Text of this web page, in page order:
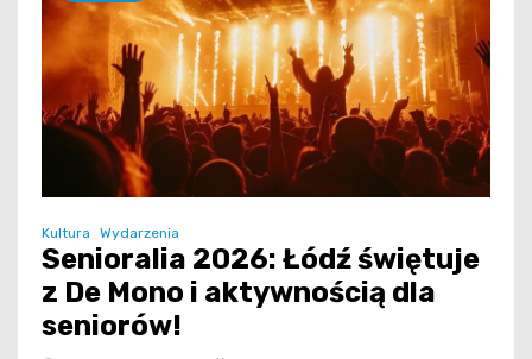
Kultura Wydarzenia
Senioralia 2026: Łódź świętuje
z De Mono i aktywnością dla
seniorów!